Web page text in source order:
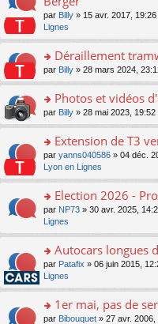
u
s
ré
c
e
nt
o
n
lu
le
u
s
ré
c
e
g
o
n
lu
pl
u
s
ré
c
e
m
e
s
s
a
e
o
n
lu
pl
u
s
ré
c
e
nt
ult
er
le
m
e
s
a
g
e
n
o
n
pl
u
s
ré
c
nt
par Billy » 15 avr. 2017, 19:26
Lignes
o
n
ult
er
le
m
e
s
g
e
n
o
n
le
s
ré
Déraillement
par Billy » 28 mars 2024,
o
n
ult
er
le
m
e
s
s
e
n
o
n
lu
Photos et vidéos
par Billy » 28 mai 2023, 19:52
o
s
er
le
m
e
s
s
a
n
o
Extension de T3
par yanns040586 » 04 déc.
Lyon en Lignes
o
s
er
le
m
e
s
s
Election 2026 -
par NP73 » 30 avr. 2025,
Lignes
o
s
er
Autocars longues
par Patafix » 06 juin 2015,
Lignes
o
1er mai, pas de
par Bibouquet » 27 avr. 2006,